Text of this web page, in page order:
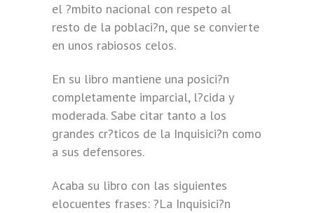
el ?mbito nacional con respeto al
resto de la poblaci?n, que se convierte
en unos rabiosos celos.
En su libro mantiene una posici?n
completamente imparcial, l?cida y
moderada. Sabe citar tanto a los
grandes cr?ticos de la Inquisici?n como
a sus defensores.
Acaba su libro con las siguientes
elocuentes frases: ?La Inquisici?n